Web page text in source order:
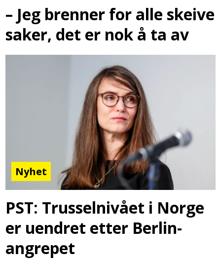
– Jeg brenner for alle skeive
saker, det er nok å ta av
Nyhet
PST: Trusselnivået i Norge
er uendret etter Berlin-
angrepet